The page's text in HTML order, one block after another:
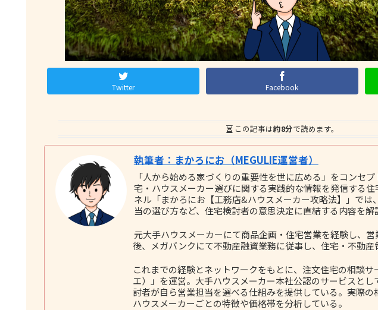
Twitter Facebook
この記事は約8分で読めます。
執筆者：まかろにお（MEGULIE運営者）
「人から始める家づくりの重要性を世に広める」をコンセ
宅・ハウスメーカー選びに関する実践的な情報を発信する
ネル「まかろにお【工務店&ハウスメーカー攻略法】」では
当の選び方など、住宅検討者の意思決定に直結する内容を解
元大手ハウスメーカーにて商品企画・住宅営業を経験し、
後、メガバンクにて不動産融資業務に従事し、住宅・不動産
これまでの経験とネットワークをもとに、注文住宅の相談サ
エ）」を運営。大手ハウスメーカー本社公認のサービスと
討者が自ら営業担当を選べる仕組みを提供している。実際の
ハウスメーカーごとの特徴や価格帯を分析している。